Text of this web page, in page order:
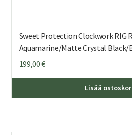
Sweet Protection Clockwork RIG
Aquamarine/Matte Crystal Black/
199,00€
Lisää